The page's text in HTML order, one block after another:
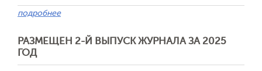
подробнее
РАЗМЕЩЕН 2-Й ВЫПУСК ЖУРНАЛА ЗА 2025
ГОД